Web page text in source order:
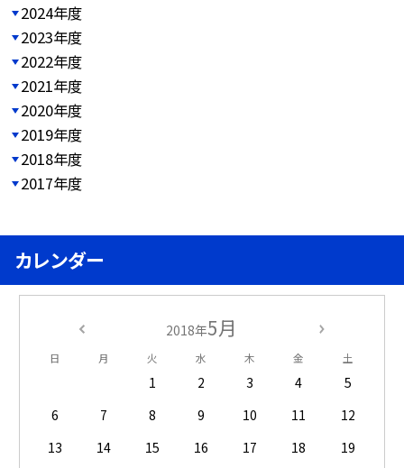
2024年度
2023年度
2022年度
2021年度
2020年度
2019年度
2018年度
2017年度
カレンダー
2018年5月
日 月 火 水 木 金 土
1 2 3 4
5
6
7 8 9 10 11
12
13
14 15 16 17 18
19